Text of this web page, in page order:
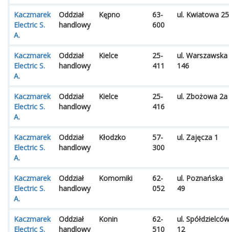
Kaczmarek
Electric S.
A.
Oddział
handlowy
Kępno
63-
600
ul. Kwiatowa 25
Kaczmarek
Electric S.
A.
Oddział
handlowy
Kielce
25-
411
ul. Warszawska
146
Kaczmarek
Electric S.
A.
Oddział
handlowy
Kielce
25-
416
ul. Zbożowa 2a
Kaczmarek
Electric S.
A.
Oddział
handlowy
Kłodzko
57-
300
ul. Zajęcza 1
Kaczmarek
Electric S.
A.
Oddział
handlowy
Komorniki
62-
052
ul. Poznańska
49
Kaczmarek
Electric S.
Oddział
handlowy
Konin
62-
510
ul. Spółdzielców
12